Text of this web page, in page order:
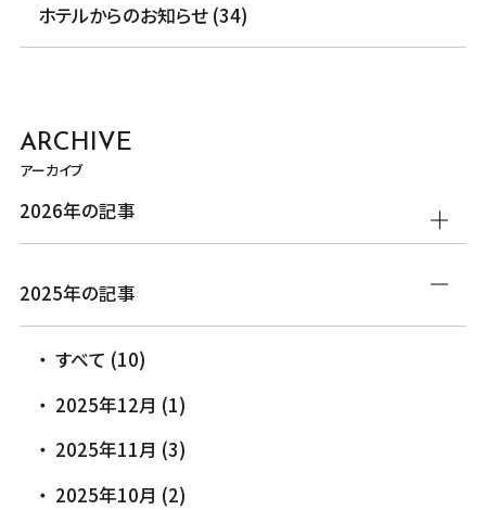
ホテルからのお知らせ (34)
ARCHIVE
アーカイブ
2026年の記事
2025年の記事
すべて (10)
2025年12月 (1)
2025年11月 (3)
2025年10月 (2)